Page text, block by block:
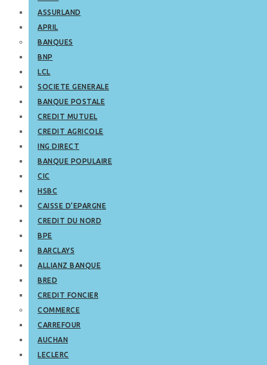
ASSURLAND
APRIL
BANQUES
BNP
LCL
SOCIETE GENERALE
BANQUE POSTALE
CREDIT MUTUEL
CREDIT AGRICOLE
ING DIRECT
BANQUE POPULAIRE
CIC
HSBC
CAISSE D’EPARGNE
CREDIT DU NORD
BPE
BARCLAYS
ALLIANZ BANQUE
BRED
CREDIT FONCIER
COMMERCE
CARREFOUR
AUCHAN
LECLERC